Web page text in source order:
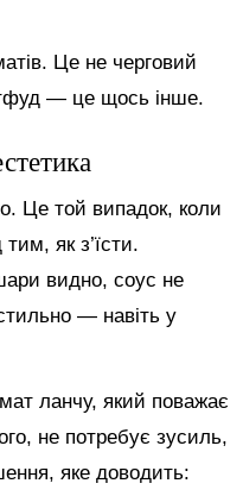
Це не черговий
— це щось інше.
Це той випадок, коли
як з’їсти.
видно, соус не
— навіть у
ланчу, який поважає
не потребує зусиль,
яке доводить: